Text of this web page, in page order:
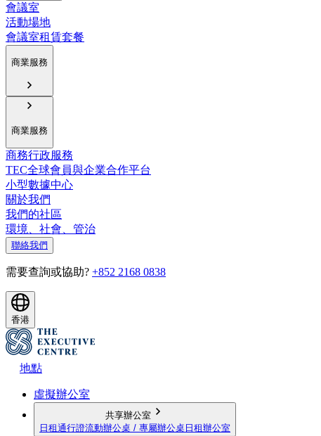
會議室
活動場地
會議室租賃套餐
商業服務
商業服務
商務行政服務
TEC全球會員與企業合作平台
小型數據中心
關於我們
我們的社區
環境、社會、管治
聯絡我們
需要查詢或協助? +852 2168 0838
香港
地點
虛擬辦公室
共享辦公室
日租通行證流動辦公桌 / 專屬辦公桌 日租辦公室